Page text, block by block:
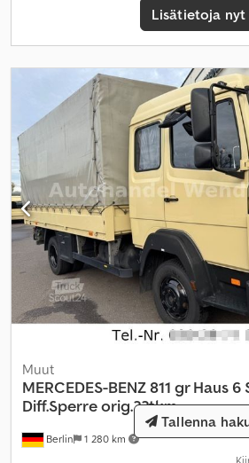
Lisätietoja nyt
Berlin 1 280 km
Muut
MERCEDES-BENZ811 gr Haus 6
Diff.Sperre orig.33tkm
Tallenna